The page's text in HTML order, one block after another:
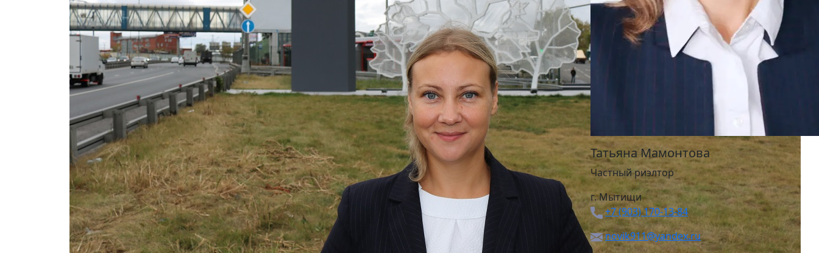
Татьяна Мамонтова
Частный риэлтор
г. Мытищи
+7 (903) 170-13-84
novik911@yandex.ru